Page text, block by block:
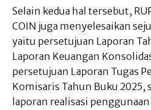
Selain kedua hal tersebut,
COIN juga menyelesaikan
yaitu persetujuan Laporan
Laporan Keuangan
persetujuan Laporan Tugas
Komisaris Tahun Buku 2025,
laporan realisasi